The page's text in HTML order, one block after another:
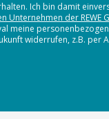
Ich bin damit
Unternehmen der REWE
meine
widerrufen, z.B. per